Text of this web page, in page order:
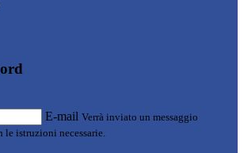
E-mail Verrà inviato un messaggio
istruzioni necessarie.